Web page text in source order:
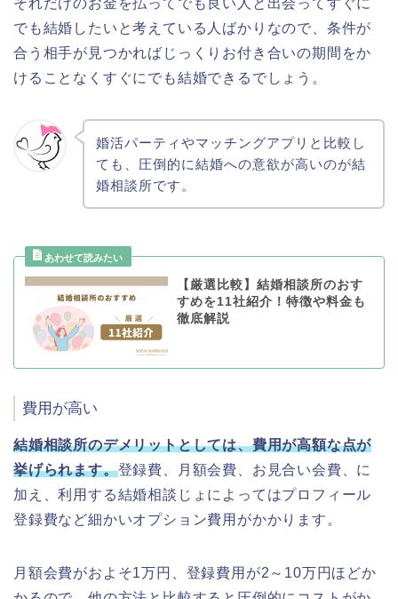
でも結婚したいと考えている人ばかりなので、条件が
合う相手が見つかればじっくりお付き合いの期間をか
けることなくすぐにでも結婚できるでしょう。
婚活パーティやマッチングアプリと比較し
ても、圧倒的に結婚への意欲が高いのが結
婚相談所です。
【厳選比較】結婚相談所のおす
すめを11社紹介！特徴や料金も
徹底解説
費用が高い
結婚相談所のデメリットとしては、費用が高額な点が
挙げられます。登録費、月額会費、お見合い会費、に
加え、利用する結婚相談じょによってはプロフィール
登録費など細かいオプション費用がかかります。
月額会費がおよそ1万円、登録費用が2～10万円ほどか